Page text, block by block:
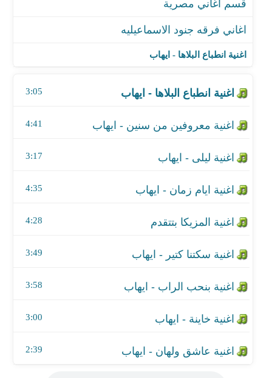
اغنية انطباع البلاها - ايهاب
اغنية انطباع البلاها - ايهاب
3:05
اغنية معروفين من سنين - ايهاب
4:41
اغنية ليلى - ايهاب
3:17
4:35
4:28
3:49
اغنية بنحب الراب - ايهاب
3:58
اغنية خاينة - ايهاب
3:00
اغنية عاشق ولهان - ايهاب
2:39